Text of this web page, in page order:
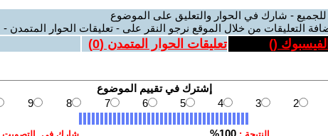
- شارك في الحوار والتعليق على الموضوع
التعليقات من خلال الموقع نرجو النقر على - تعليقات الحوار المتمدن -
(
) تعليقات الحوار المتمدن (0
)